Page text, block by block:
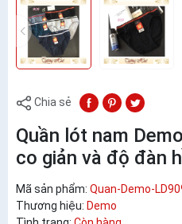
Chia sẻ
Quần lót nam
co giản và độ đàn
Mã sản phẩm: Quan-Demo-
Thương hiệu: Demo